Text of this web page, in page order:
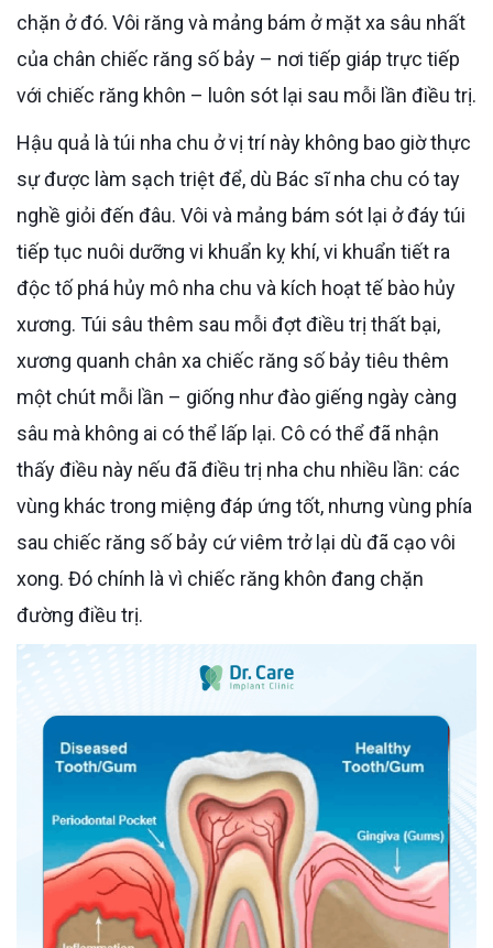
chặn ở đó. Vôi răng và mảng bám ở mặt xa sâu nhất
của chân chiếc răng số bảy – nơi tiếp giáp trực tiếp
với chiếc răng khôn – luôn sót lại sau mỗi lần điều trị.
Hậu quả là túi nha chu ở vị trí này không bao giờ thực
sự được làm sạch triệt để, dù Bác sĩ nha chu có tay
nghề giỏi đến đâu. Vôi và mảng bám sót lại ở đáy túi
tiếp tục nuôi dưỡng vi khuẩn kỵ khí, vi khuẩn tiết ra
độc tố phá hủy mô nha chu và kích hoạt tế bào hủy
xương. Túi sâu thêm sau mỗi đợt điều trị thất bại,
xương quanh chân xa chiếc răng số bảy tiêu thêm
một chút mỗi lần – giống như đào giếng ngày càng
sâu mà không ai có thể lấp lại. Cô có thể đã nhận
thấy điều này nếu đã điều trị nha chu nhiều lần: các
vùng khác trong miệng đáp ứng tốt, nhưng vùng phía
sau chiếc răng số bảy cứ viêm trở lại dù đã cạo vôi
xong. Đó chính là vì chiếc răng khôn đang chặn
đường điều trị.